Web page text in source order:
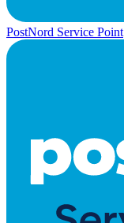
PostNord Service Point